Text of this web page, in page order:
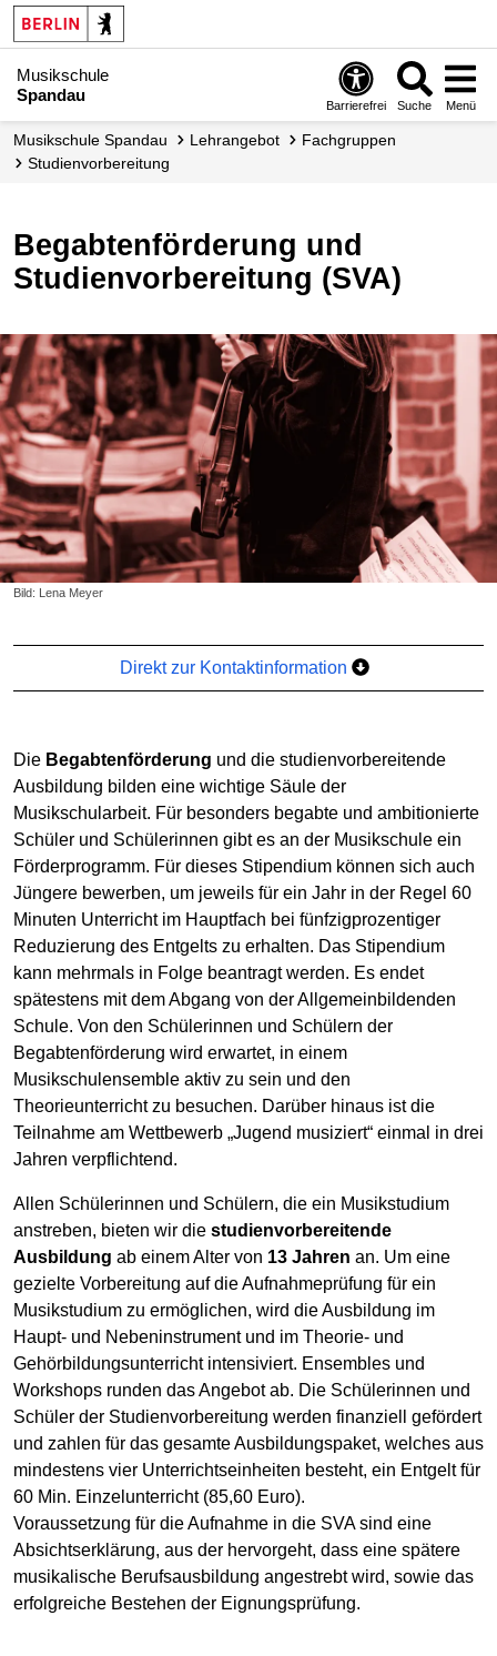
Musikschule
Spandau
Barrierefrei Suche Menü
Musikschule Spandau Lehrangebot
Fachgruppen
Studien­vorbereitung
Begabtenförderung und
Studienvorbereitung (SVA)
Bild: Lena Meyer
Direkt zur Kontaktinformation
Die Begabtenförderung und die studienvorbereitende
Ausbildung bilden eine wichtige Säule der
Musikschularbeit. Für besonders begabte und ambitionierte
Schüler und Schülerinnen gibt es an der Musikschule ein
Förderprogramm. Für dieses Stipendium können sich auch
Jüngere bewerben, um jeweils für ein Jahr in der Regel 60
Minuten Unterricht im Hauptfach bei fünfzigprozentiger
Reduzierung des Entgelts zu erhalten. Das Stipendium
kann mehrmals in Folge beantragt werden. Es endet
spätestens mit dem Abgang von der Allgemeinbildenden
Schule. Von den Schülerinnen und Schülern der
Begabtenförderung wird erwartet, in einem
Musikschulensemble aktiv zu sein und den
Theorieunterricht zu besuchen. Darüber hinaus ist die
Teilnahme am Wettbewerb „Jugend musiziert“ einmal in drei
Jahren verpflichtend.
Allen Schülerinnen und Schülern, die ein Musikstudium
anstreben, bieten wir die studienvorbereitende
Ausbildung ab einem Alter von 13 Jahren an. Um eine
gezielte Vorbereitung auf die Aufnahmeprüfung für ein
Musikstudium zu ermöglichen, wird die Ausbildung im
Haupt- und Nebeninstrument und im Theorie- und
Gehörbildungsunterricht intensiviert. Ensembles und
Workshops runden das Angebot ab. Die Schülerinnen und
Schüler der Studienvorbereitung werden finanziell gefördert
und zahlen für das gesamte Ausbildungspaket, welches aus
mindestens vier Unterrichtseinheiten besteht, ein Entgelt für
60 Min. Einzelunterricht (85,60 Euro).
Voraussetzung für die Aufnahme in die SVA sind eine
Absichtserklärung, aus der hervorgeht, dass eine spätere
musikalische Berufsausbildung angestrebt wird, sowie das
erfolgreiche Bestehen der Eignungsprüfung.